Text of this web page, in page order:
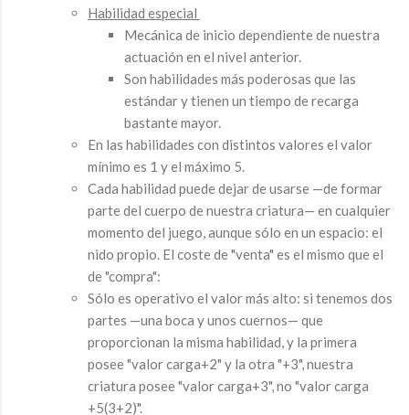
Habilidad especial
Mecánica de inicio dependiente de nuestra
actuación en el nivel anterior.
Son habilidades más poderosas que las
estándar y tienen un tiempo de recarga
bastante mayor.
En las habilidades con distintos valores el valor
mínimo es 1 y el máximo 5.
Cada habilidad puede dejar de usarse —de formar
parte del cuerpo de nuestra criatura— en cualquier
momento del juego, aunque sólo en un espacio: el
nido propio. El coste de "venta" es el mismo que el
de "compra":
Sólo es operativo el valor más alto: si tenemos dos
partes —una boca y unos cuernos— que
proporcionan la misma habilidad, y la primera
posee "valor carga+2" y la otra "+3", nuestra
criatura posee "valor carga+3", no "valor carga
+5(3+2)".